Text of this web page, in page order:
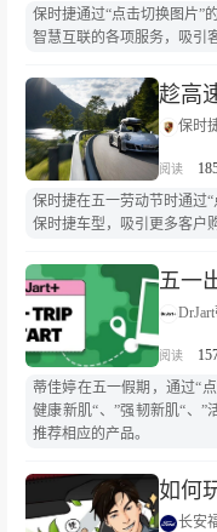
保时捷通过“点击切换图片”
智慧互联的各项服务，吸引
趁高
保时
保时捷在五一劳动节时通过
保时捷车型，吸引更多客户
五一
蒂佳婷在五一假期，通过“
健康新肌“、”强韧新肌“、”
推荐相应的产品。
如何
长安